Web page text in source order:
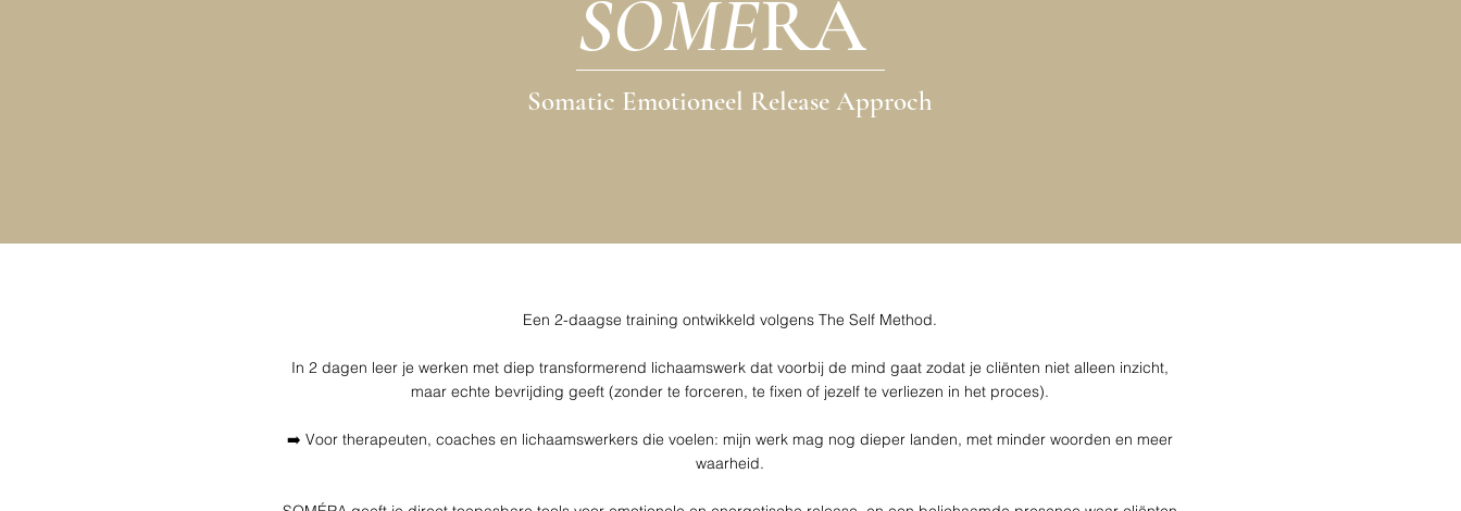
SOMÉRA
Somatic Emotioneel Release Approch
Een 2-daagse training ontwikkeld volgens The Self Method.
In 2 dagen leer je werken met diep transformerend lichaamswerk dat voorbij de mind gaat zodat je cliënten niet alleen inzicht,
maar echte bevrijding geeft (zonder te forceren, te fixen of jezelf te verliezen in het proces).
➡️ Voor therapeuten, coaches en lichaamswerkers die voelen: mijn werk mag nog dieper landen, met minder woorden en meer
waarheid.